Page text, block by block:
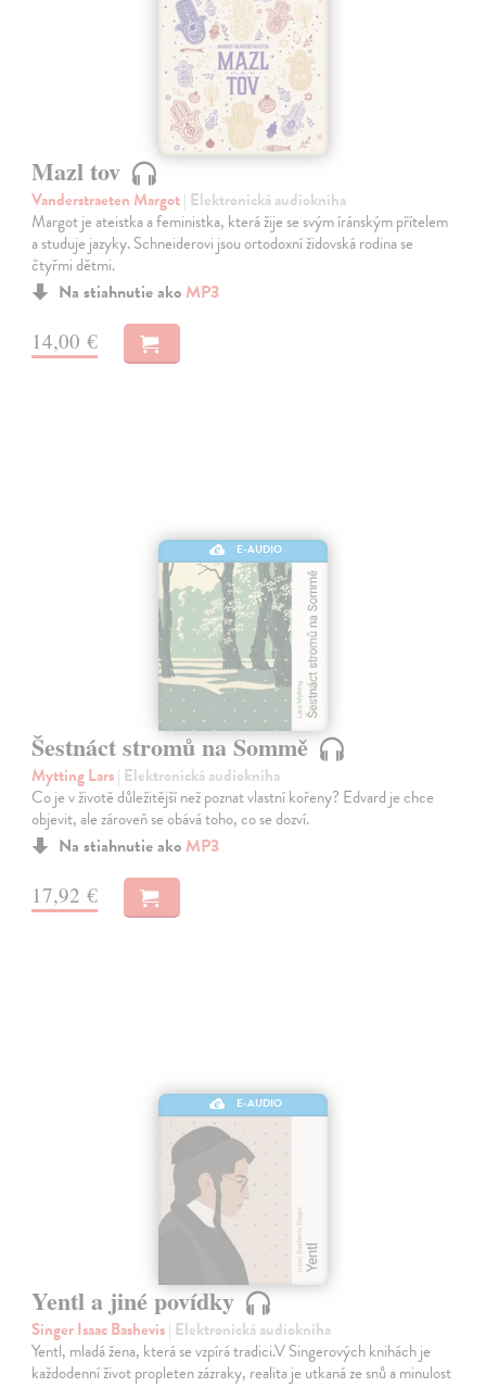
Mazl tov
Vanderstraeten Margot| Elektronická audiokniha
Margot je ateistka a feministka, která žije se svým íránským přítelem
a studuje jazyky. Schneiderovi jsou ortodoxní židovská rodina se
čtyřmi dětmi.
Na stiahnutie ako MP3
14,00 €
E-AUDIO
Šestnáct stromů na Sommě
Mytting Lars| Elektronická audiokniha
Co je v životě důležitější než poznat vlastní kořeny? Edvard je chce
objevit, ale zároveň se obává toho, co se dozví.
Na stiahnutie ako MP3
17,92 €
E-AUDIO
Yentl a jiné povídky
Singer Isaac Bashevis| Elektronická audiokniha
Yentl, mladá žena, která se vzpírá tradici.V Singerových knihách je
každodenní život propleten zázraky, realita je utkaná ze snů a minulost